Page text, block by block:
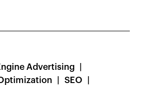
Advertising
SEO